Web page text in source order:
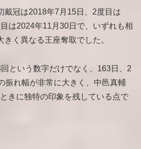
戴冠は2018年7月15日、2度目は
は2024年11月30日で、いずれも相
く異なる王座奪取でした。
という数字だけでなく、163日、2
振れ幅が非常に大きく、中邑真輔
きに独特の印象を残している点で